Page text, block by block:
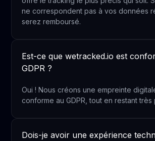
ne correspondent pas à vos données
serez remboursé.
Est-ce que wetracked.io est
GDPR ?
Oui ! Nous créons une empreinte
conforme au GDPR, tout en restant très
Dois-je avoir une expérience